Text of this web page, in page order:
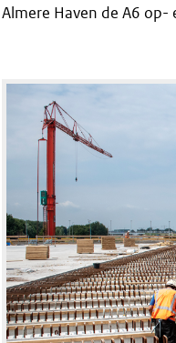
Almere Haven de A6 op-